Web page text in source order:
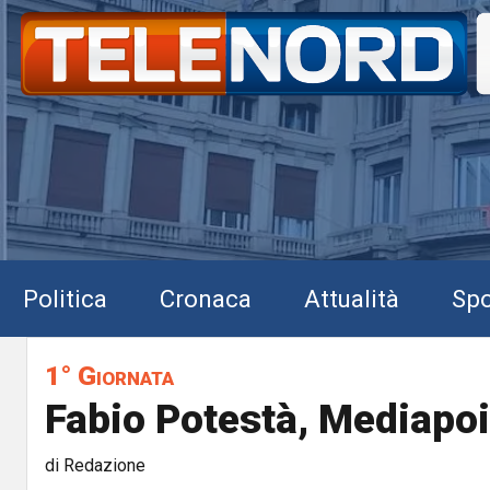
Politica Cronaca Attualità
1° Giornata
Fabio Potestà,
di Redazione